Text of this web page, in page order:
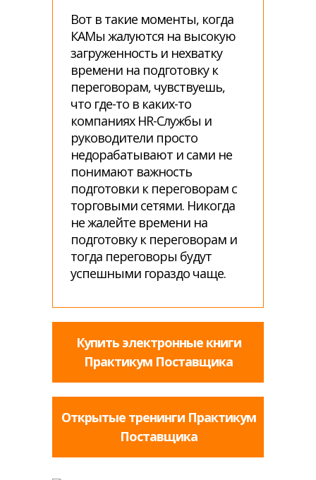
Вот в такие моменты, когда
КАМы жалуются на высокую
загруженность и нехватку
времени на подготовку к
переговорам, чувствуешь,
что где-то в каких-то
компаниях HR-Службы и
руководители просто
недорабатывают и сами не
понимают важность
подготовки к переговорам с
торговыми сетями. Никогда
не жалейте времени на
подготовку к переговорам и
тогда переговоры будут
успешными гораздо чаще.
Купить электронные книги
Практикум Поставщика
Открытые тренинги Практикум
Поставщика